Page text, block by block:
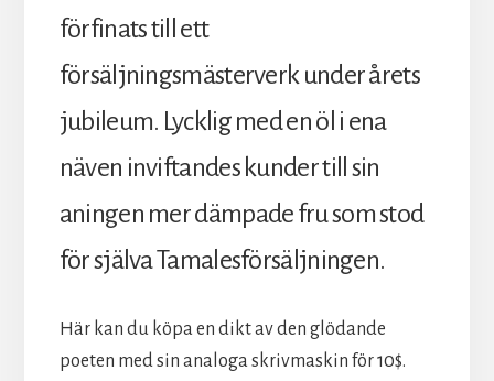
förfinats till ett
försäljningsmästerverk under årets
jubileum. Lycklig med en öl i ena
näven inviftandes kunder till sin
aningen mer dämpade fru som stod
för själva Tamalesförsäljningen.
Här kan du köpa en dikt av den glödande
poeten med sin analoga skrivmaskin för 10$.